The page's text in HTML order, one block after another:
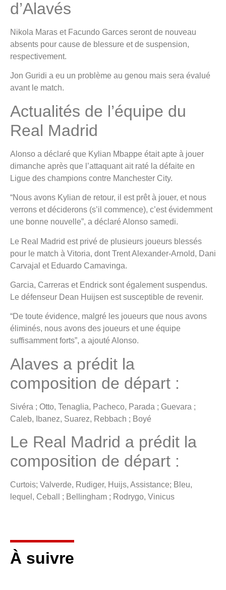
d’Alavés
Nikola Maras et Facundo Garces seront de nouveau
absents pour cause de blessure et de suspension,
respectivement.
Jon Guridi a eu un problème au genou mais sera évalué
avant le match.
Actualités de l’équipe du
Real Madrid
Alonso a déclaré que Kylian Mbappe était apte à jouer
dimanche après que l’attaquant ait raté la défaite en
Ligue des champions contre Manchester City.
“Nous avons Kylian de retour, il est prêt à jouer, et nous
verrons et déciderons (s’il commence), c’est évidemment
une bonne nouvelle”, a déclaré Alonso samedi.
Le Real Madrid est privé de plusieurs joueurs blessés
pour le match à Vitoria, dont Trent Alexander-Arnold, Dani
Carvajal et Eduardo Camavinga.
Garcia, Carreras et Endrick sont également suspendus.
Le défenseur Dean Huijsen est susceptible de revenir.
“De toute évidence, malgré les joueurs que nous avons
éliminés, nous avons des joueurs et une équipe
suffisamment forts”, a ajouté Alonso.
Alaves a prédit la
composition de départ :
Sivéra ; Otto, Tenaglia, Pacheco, Parada ; Guevara ;
Caleb, Ibanez, Suarez, Rebbach ; Boyé
Le Real Madrid a prédit la
composition de départ :
Curtois; Valverde, Rudiger, Huijs, Assistance; Bleu,
lequel, Ceball ; Bellingham ; Rodrygo, Vinicus
À suivre